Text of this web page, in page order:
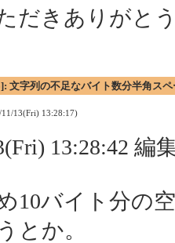
だきありがと
文字列の不足なバイト数分半角ス
13(Fri) 13:28:17)
13:28:42 編
10バイト分の
とか。